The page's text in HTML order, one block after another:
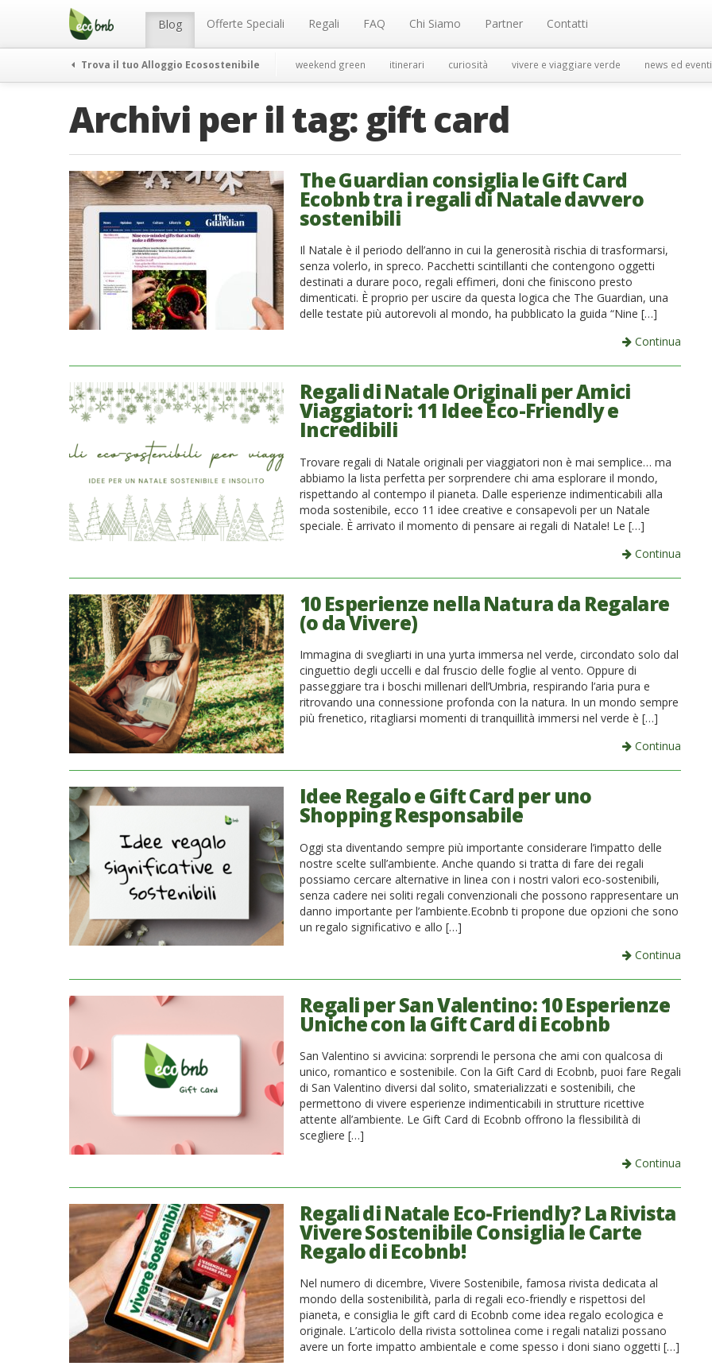
Menu Blog Offerte Speciali Regali FAQ Chi Siamo Partner Contatti
Trova il tuo Alloggio Ecosostenibile weekend green itinerari curiosità vivere e viaggiare verde news ed eventi
Archivi per il tag: gift card
The Guardian consiglia le Gift Card
Ecobnb tra i regali di Natale davvero
sostenibili
Il Natale è il periodo dell’anno in cui la generosità rischia di trasformarsi,
senza volerlo, in spreco. Pacchetti scintillanti che contengono oggetti
destinati a durare poco, regali effimeri, doni che finiscono presto
dimenticati. È proprio per uscire da questa logica che The Guardian, una
delle testate più autorevoli al mondo, ha pubblicato la guida “Nine […]
Continua
Regali di Natale Originali per Amici
Viaggiatori: 11 Idee Eco-Friendly e
Incredibili
Trovare regali di Natale originali per viaggiatori non è mai semplice… ma
abbiamo la lista perfetta per sorprendere chi ama esplorare il mondo,
rispettando al contempo il pianeta. Dalle esperienze indimenticabili alla
moda sostenibile, ecco 11 idee creative e consapevoli per un Natale
speciale. È arrivato il momento di pensare ai regali di Natale! Le […]
Continua
10 Esperienze nella Natura da Regalare
(o da Vivere)
Immagina di svegliarti in una yurta immersa nel verde, circondato solo dal
cinguettio degli uccelli e dal fruscio delle foglie al vento. Oppure di
passeggiare tra i boschi millenari dell’Umbria, respirando l’aria pura e
ritrovando una connessione profonda con la natura. In un mondo sempre
più frenetico, ritagliarsi momenti di tranquillità immersi nel verde è […]
Continua
Idee Regalo e Gift Card per uno
Shopping Responsabile
Oggi sta diventando sempre più importante considerare l’impatto delle
nostre scelte sull’ambiente. Anche quando si tratta di fare dei regali
possiamo cercare alternative in linea con i nostri valori eco-sostenibili,
senza cadere nei soliti regali convenzionali che possono rappresentare un
danno importante per l’ambiente.Ecobnb ti propone due opzioni che sono
un regalo significativo e allo […]
Continua
Regali per San Valentino: 10 Esperienze
Uniche con la Gift Card di Ecobnb
San Valentino si avvicina: sorprendi le persona che ami con qualcosa di
unico, romantico e sostenibile. Con la Gift Card di Ecobnb, puoi fare Regali
di San Valentino diversi dal solito, smaterializzati e sostenibili, che
permettono di vivere esperienze indimenticabili in strutture ricettive
attente all’ambiente. Le Gift Card di Ecobnb offrono la flessibilità di
scegliere […]
Continua
Regali di Natale Eco-Friendly? La Rivista
Vivere Sostenibile Consiglia le Carte
Regalo di Ecobnb!
Nel numero di dicembre, Vivere Sostenibile, famosa rivista dedicata al
mondo della sostenibilità, parla di regali eco-friendly e rispettosi del
pianeta, e consiglia le gift card di Ecobnb come idea regalo ecologica e
originale. L’articolo della rivista sottolinea come i regali natalizi possano
avere un forte impatto ambientale e come spesso i doni siano oggetti […]